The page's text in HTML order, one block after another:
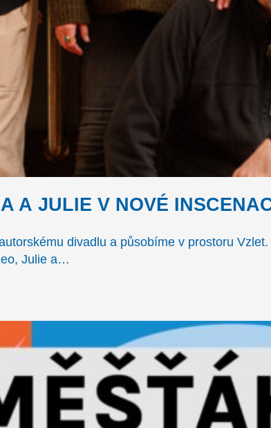
A JULIE V NOVÉ
divadlu a působíme v prostoru
Julie a…